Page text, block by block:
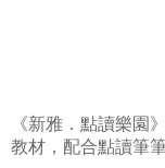
《新雅．點讀樂園
教材，配合點讀筆